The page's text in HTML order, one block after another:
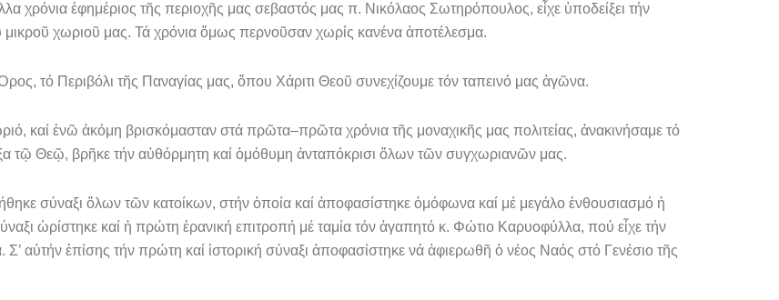
χρόνια ἐφημέριος τῆς περιοχῆς μας σεβαστός μας π. Νικόλαος Σωτηρόπουλος, εἶχε ὑποδείξει τήν
μικροῦ χωριοῦ μας. Τά χρόνια ὅμως περνοῦσαν χωρίς κανένα ἀποτέλεσμα.
τό Περιβόλι τῆς Παναγίας μας, ὅπου Χάριτι Θεοῦ συνεχί­ζουμε τόν ταπεινό μας ἀγῶνα.
καί ἐνῶ ἀκόμη βρισκόμασταν στά πρῶτα–πρῶτα χρόνια τῆς μο­ναχικῆς μας πολιτείας, ἀνακινήσαμε τό
τῷ Θεῷ, βρῆκε τήν αὐθόρμητη καί ὁμόθυμη ἀνταπόκρισι ὅλων τῶν συγχωριανῶν μας.
σύναξι ὅλων τῶν κατοίκων, στήν ὁποία καί ἀποφασίστηκε ὁμόφωνα καί μέ μεγάλο ἐνθουσιασμό ἡ
ὡρίστηκε καί ἡ πρώτη ἐρανική επιτροπή μέ ταμία τόν ἀγαπητό κ. Φώτιο Καρυοφύλλα, πού εἶχε τήν
Σ’ αὐτήν ἐπίσης τήν πρώτη καί ἱστορική σύναξι ἀποφα­σίστηκε νά ἀφιερωθῆ ὁ νέος Ναός στό Γενέσιο τῆς